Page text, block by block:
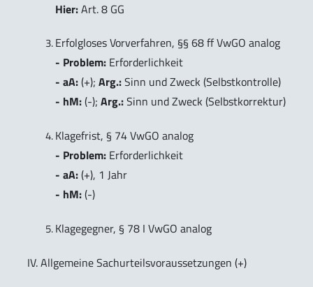
Hier:Art. 8 GG
Erfolgloses Vorverfahren, §§ 68 ff VwGO analog
- Problem: Erforderlichkeit
- aA:(+); Arg.:Sinn und Zweck (Selbstkontrolle)
- hM:(-); Arg.:Sinn und Zweck (Selbstkorrektur)
Klagefrist, § 74 VwGO analog
- Problem: Erforderlichkeit
- aA:(+), 1 Jahr
- hM:(-)
Klagegegner, § 78 I VwGO analog
IV. Allgemeine Sachurteilsvoraussetzungen (+)